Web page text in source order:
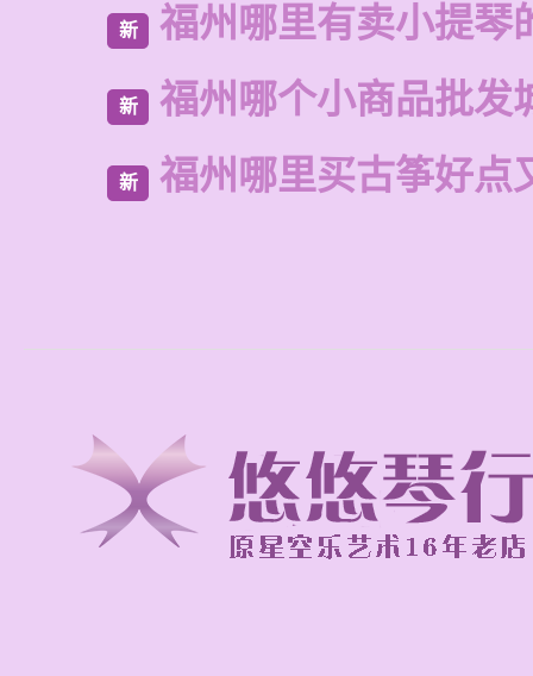
新 福州哪里有卖小提琴
新 福州哪个小商品批发
新 福州哪里买古筝好点